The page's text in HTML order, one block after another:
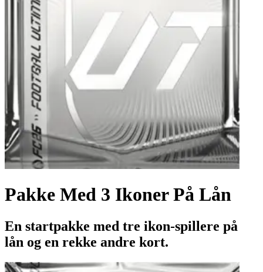
Pakke Med 3 Ikoner På Lån
En startpakke med tre ikon-spillere på
lån og en rekke andre kort.